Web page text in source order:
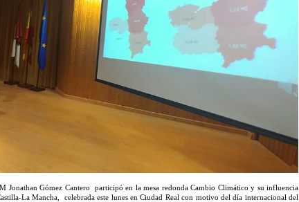
Jonathan Gómez Cantero participó en la mesa redonda Cambio Climático y su influencia
La Mancha, celebrada este lunes en Ciudad Real con motivo del día internacional del